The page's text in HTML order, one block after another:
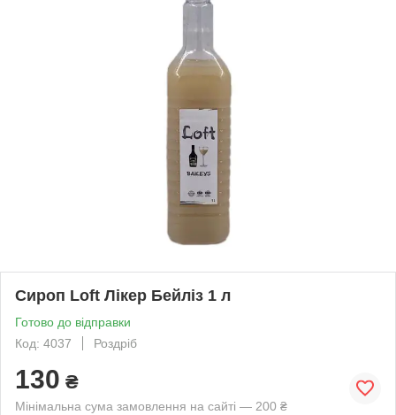
Сироп Loft Лікер Бейліз 1 л
Готово до відправки
Код: 4037
Роздріб
130 ₴
Мінімальна сума замовлення на сайті — 200 ₴